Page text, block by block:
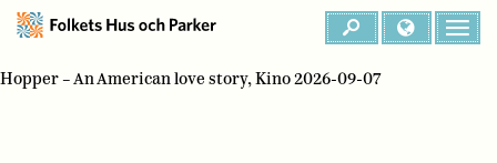
Hopper – An American love story, Kino 2026-09-07